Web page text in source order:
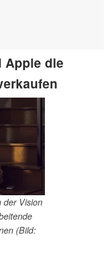
Apple die
der Vision
(Bild: